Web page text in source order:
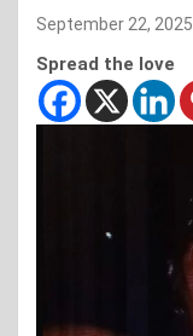
September 22, 2025
Spread the love